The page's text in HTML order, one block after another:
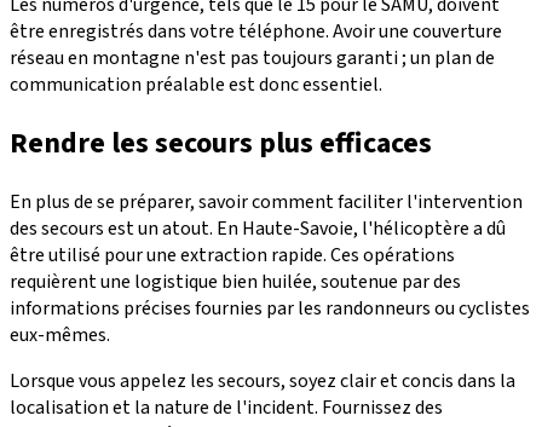
être enregistrés dans votre téléphone. Avoir une couverture
réseau en montagne n'est pas toujours garanti ; un plan de
communication préalable est donc essentiel.
Rendre les secours plus efficaces
En plus de se préparer, savoir comment faciliter l'intervention
des secours est un atout. En Haute-Savoie, l'hélicoptère a dû
être utilisé pour une extraction rapide. Ces opérations
requièrent une logistique bien huilée, soutenue par des
informations précises fournies par les randonneurs ou cyclistes
eux-mêmes.
Lorsque vous appelez les secours, soyez clair et concis dans la
localisation et la nature de l'incident. Fournissez des